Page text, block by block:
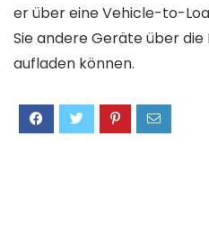
er über eine Vehicle-to-
Sie andere Geräte über die
aufladen können.